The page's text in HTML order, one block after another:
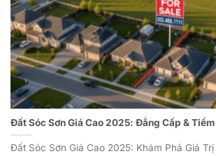
Đất Sóc Sơn Giá Cao 2025: Đẳng Cấp &
Đất Sóc Sơn Giá Cao 2025: Khám Phá Giá